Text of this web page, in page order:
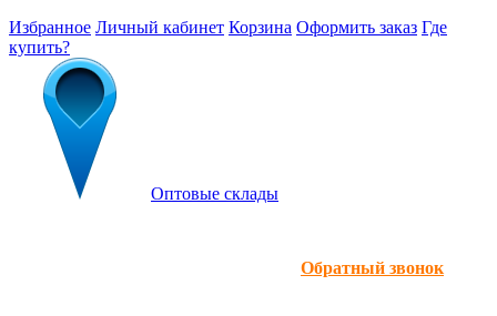
Избранное Личный кабинет Корзина Оформить заказ Где
купить?
Оптовые склады
Обратный звонок